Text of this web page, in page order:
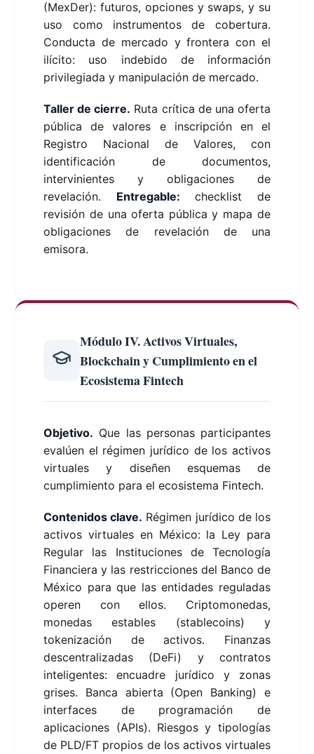
(MexDer): futuros, opciones y swaps, y su
uso como instrumentos de cobertura.
Conducta de mercado y frontera con el
ilícito: uso indebido de información
privilegiada y manipulación de mercado.
Taller de cierre. Ruta crítica de una oferta
pública de valores e inscripción en el
Registro Nacional de Valores, con
identificación de documentos,
intervinientes y obligaciones de
revelación. Entregable: checklist de
revisión de una oferta pública y mapa de
obligaciones de revelación de una
emisora.
Módulo IV. Activos Virtuales,
Blockchain y Cumplimiento en el
Ecosistema Fintech
Objetivo. Que las personas participantes
evalúen el régimen jurídico de los activos
virtuales y diseñen esquemas de
cumplimiento para el ecosistema Fintech.
Contenidos clave. Régimen jurídico de los
activos virtuales en México: la Ley para
Regular las Instituciones de Tecnología
Financiera y las restricciones del Banco de
México para que las entidades reguladas
operen con ellos. Criptomonedas,
monedas estables (stablecoins) y
tokenización de activos. Finanzas
descentralizadas (DeFi) y contratos
inteligentes: encuadre jurídico y zonas
grises. Banca abierta (Open Banking) e
interfaces de programación de
aplicaciones (APIs). Riesgos y tipologías
de PLD/FT propios de los activos virtuales